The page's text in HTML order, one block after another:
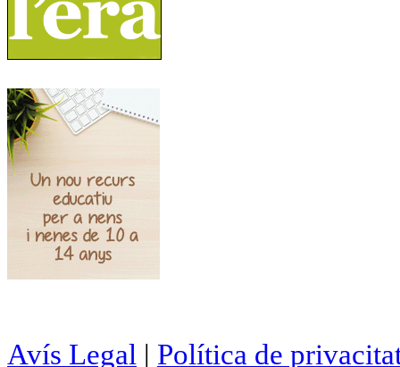
Avís Legal | Política de